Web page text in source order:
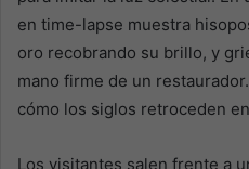
en time-lapse muestra
oro recobrando su brillo, y
mano firme de un
cómo los siglos retroceden
Los visitantes salen frente a